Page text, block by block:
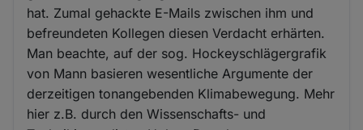
hat. Zumal gehackte E-Mails zwischen ihm und
befreundeten Kollegen diesen Verdacht erhärten.
Man beachte, auf der sog. Hockeyschlägergrafik
von Mann basieren wesentliche Argumente der
derzeitigen tonangebenden Klimabewegung. Mehr
hier z.B. durch den Wissenschafts- und